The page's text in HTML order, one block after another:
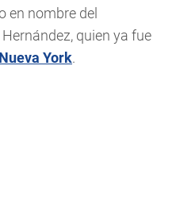
en nombre del
quien ya fue
Nueva York.